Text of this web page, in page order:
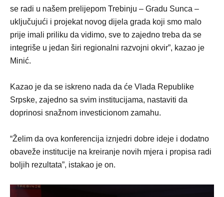
se radi u našem prelijepom Trebinju – Gradu Sunca –
uključujući i projekat novog dijela grada koji smo malo
prije imali priliku da vidimo, sve to zajedno treba da se
integriše u jedan širi regionalni razvojni okvir”, kazao je
Minić.
Kazao je da se iskreno nada da će Vlada Republike
Srpske, zajedno sa svim institucijama, nastaviti da
doprinosi snažnom investicionom zamahu.
“Želim da ova konferencija iznjedri dobre ideje i dodatno
obaveže institucije na kreiranje novih mjera i propisa radi
boljih rezultata”, istakao je on.